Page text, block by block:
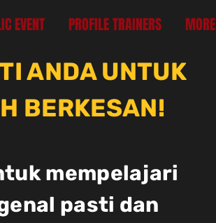
EVENT PROFILE TRAINERS MORE
ANDA UNTUK
BERKESAN!
mempelajari
pasti dan